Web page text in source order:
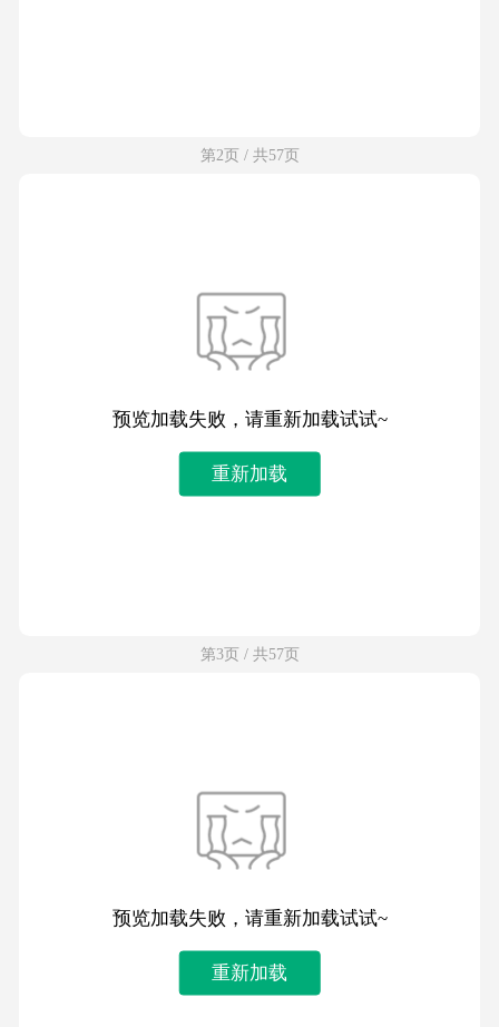
第2页 / 共57页
预览加载失败，请重新加载试试~
重新加载
第3页 / 共57页
预览加载失败，请重新加载试试~
重新加载